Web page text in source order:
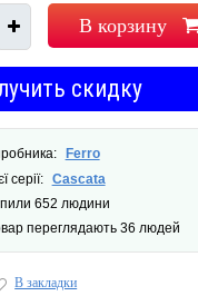
В корзину
скидку
Ferro
серії: Cascata
652 людини
переглядають 36 людей
В закладки